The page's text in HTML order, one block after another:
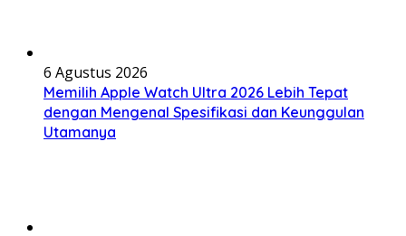
6 Agustus 2026
Memilih Apple Watch Ultra 2026 Lebih Tepat
dengan Mengenal Spesifikasi dan Keunggulan
Utamanya